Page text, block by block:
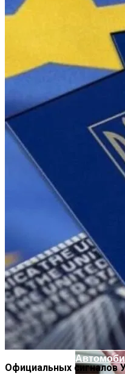
Часто
Грозит
«Аватар»
Топ-10
Официальных сигналов